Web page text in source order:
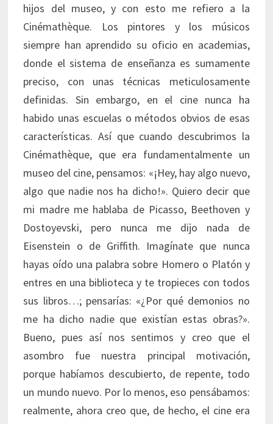
hijos del museo, y con esto me refiero a la
Cinémathèque. Los pintores y los músicos
siempre han aprendido su oficio en academias,
donde el sistema de enseñanza es sumamente
preciso, con unas técnicas meticulosamente
definidas. Sin embargo, en el cine nunca ha
habido unas escuelas o métodos obvios de esas
características. Así que cuando descubrimos la
Cinémathèque, que era fundamentalmente un
museo del cine, pensamos: «¡Hey, hay algo nuevo,
algo que nadie nos ha dicho!». Quiero decir que
mi madre me hablaba de Picasso, Beethoven y
Dostoyevski, pero nunca me dijo nada de
Eisenstein o de Griffith. Imagínate que nunca
hayas oído una palabra sobre Homero o Platón y
entres en una biblioteca y te tropieces con todos
sus libros…; pensarías: «¿Por qué demonios no
me ha dicho nadie que existían estas obras?».
Bueno, pues así nos sentimos y creo que el
asombro fue nuestra principal motivación,
porque habíamos descubierto, de repente, todo
un mundo nuevo. Por lo menos, eso pensábamos:
realmente, ahora creo que, de hecho, el cine era